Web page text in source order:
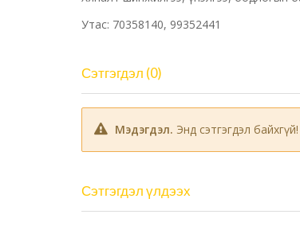
Утас: 70358140, 99352441
Сэтгэгдэл (0)
Мэдэгдэл. Энд сэтгэгдэл байхгүй!
Сэтгэгдэл үлдээх